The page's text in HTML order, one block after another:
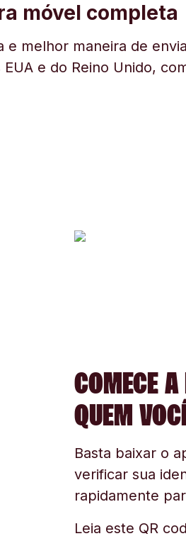
móvel completa
e melhor maneira de
e do Reino Unido,
COMECE
QUEM
Basta baixar o
verificar sua
rapidamente
Leia este QR